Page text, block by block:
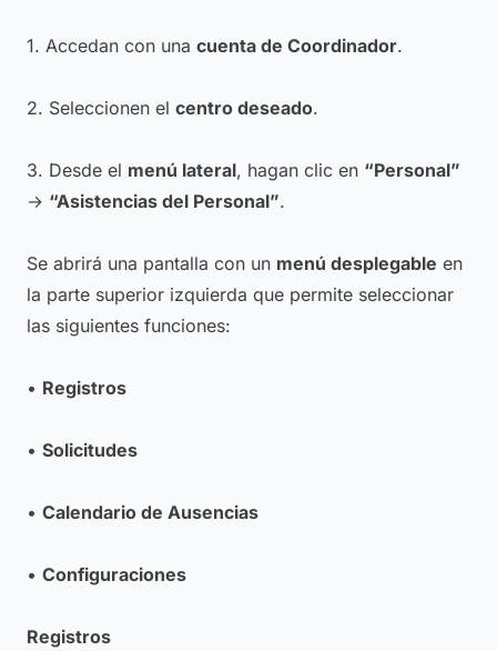
1. Accedan con una cuenta de Coordinador.
2. Seleccionen el centro deseado.
3. Desde el menú lateral, hagan clic en “Personal”
→ “Asistencias del Personal”.
Se abrirá una pantalla con un menú desplegable en
la parte superior izquierda que permite seleccionar
las siguientes funciones:
• Registros
• Solicitudes
• Calendario de Ausencias
• Configuraciones
Registros